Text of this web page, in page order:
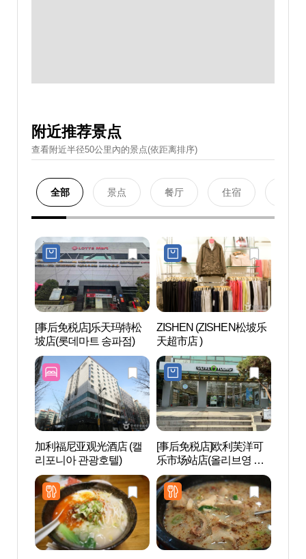
附近推荐景点
查看附近半径50公里內的景点(依距离排序)
全部 景点 餐厅 住宿
[事后免税店]乐天玛特松
坡店(롯데마트 송파점)
ZISHEN (ZISHEN松坡乐
天超市店 )
加利福尼亚观光酒店 (캘
리포니아 관광호텔)
[事后免税店]欧利芙洋可
乐市场站店(올리브영 가
락시장역점)